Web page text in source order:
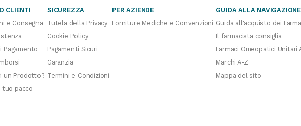
CLIENTI
e Consegna
Pagamento
un Prodotto?
tuo pacco
SICUREZZA
Tutela della Privacy
Cookie Policy
Pagamenti Sicuri
Garanzia
Termini e Condizioni
PER AZIENDE
Forniture Mediche e Convenzioni
GUIDA ALLA NAVIGAZIONE
Guida all'acquisto dei
Il farmacista consiglia
Farmaci Omeopatici Unitari
Marchi A-Z
Mappa del sito